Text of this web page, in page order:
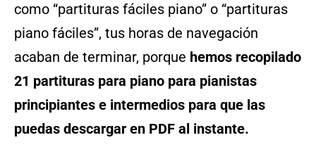
como “partituras fáciles piano” o “partituras
piano fáciles”, tus horas de navegación
acaban de terminar, porque hemos recopilado
21 partituras para piano para pianistas
principiantes e intermedios para que las
puedas descargar en PDF al instante.